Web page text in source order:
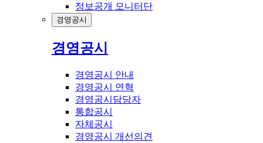
정보공개 모니터단
경영공시
경영공시
경영공시 안내
경영공시 연혁
경영공시담당자
통합공시
자체공시
경영공시 개선의견